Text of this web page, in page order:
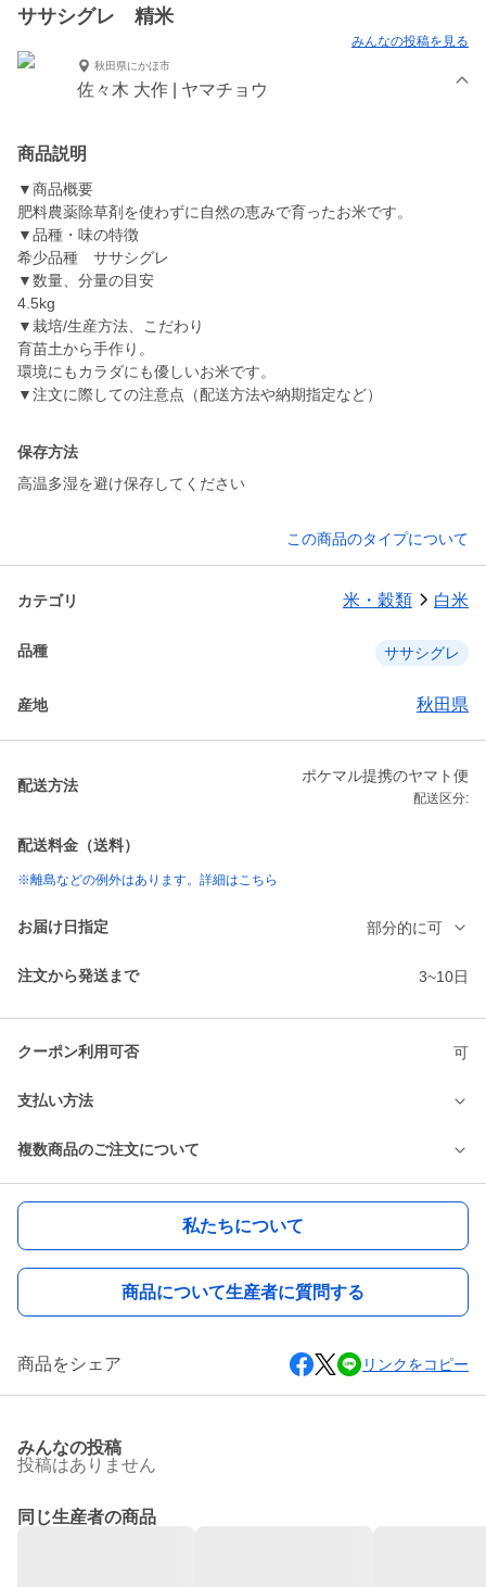
ササシグレ 精米
みんなの投稿を見る
秋田県にかほ市
佐々木 大作 | ヤマチョウ
商品説明
▼商品概要
肥料農薬除草剤を使わずに自然の恵みで育ったお米です。
▼品種・味の特徴
希少品種 ササシグレ
▼数量、分量の目安
4.5kg
▼栽培/生産方法、こだわり
育苗土から手作り。
環境にもカラダにも優しいお米です。
▼注文に際しての注意点（配送方法や納期指定など）
保存方法
高温多湿を避け保存してください
この商品のタイプについて
カテゴリ 米・穀類 白米
品種 ササシグレ
産地 秋田県
配送方法
ポケマル提携のヤマト便
配送区分:
配送料金（送料）
※離島などの例外はあります。詳細はこちら
お届け日指定 部分的に可
注文から発送まで 3~10日
クーポン利用可否 可
支払い方法
複数商品のご注文について
私たちについて
商品について生産者に質問する
商品をシェア リンクをコピー
みんなの投稿
投稿はありません
同じ生産者の商品